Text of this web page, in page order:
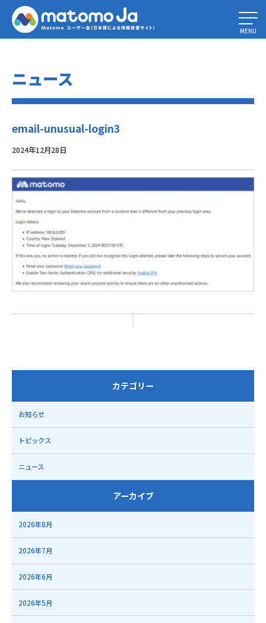
Home» Matomo5.2.0のリリース – セキュリティとパフォーマンスを強化
email-unusual-login3
MENU
ニュース
email-unusual-login3
2024年12月28日
カテゴリー
お知らせ
トピックス
ニュース
アーカイブ
2026年8月
2026年7月
2026年6月
2026年5月